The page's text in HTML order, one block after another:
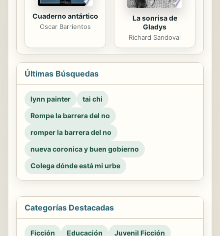
Cuaderno antártico
Oscar Barrientos
La sonrisa de
Gladys
Richard Sandoval
Últimas Búsquedas
lynn painter
tai chi
Rompe la barrera del no
romper la barrera del no
nueva coronica y buen gobierno
Colega dónde está mi urbe
Categorías Destacadas
Ficción Educación Juvenil Ficción